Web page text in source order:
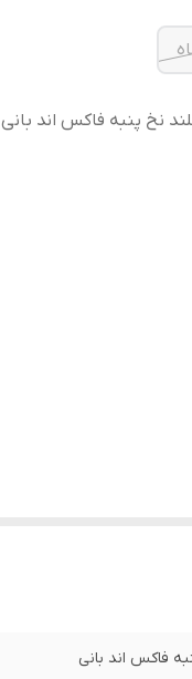
نخ پنبه فاکس اند بانی
فاکس اند بانی